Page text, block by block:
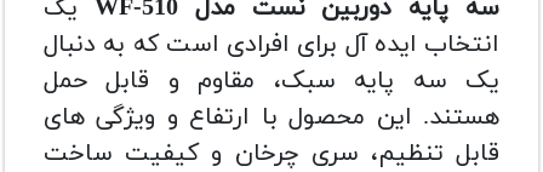
سه پایه دوربین نست مدل WF-510
یک
انتخاب ایده آل برای افرادی است که به دنبال
یک سه پایه سبک، مقاوم و قابل حمل
هستند. این محصول با ارتفاع و ویژگی های
قابل تنظیم، سری چرخان و کیفیت ساخت